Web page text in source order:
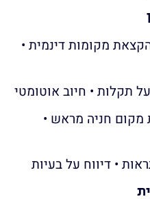
מקומות דינמית •
תקלות • חיוב אוטומטי
מקום חניה מראש •
• דיווח על בעיות